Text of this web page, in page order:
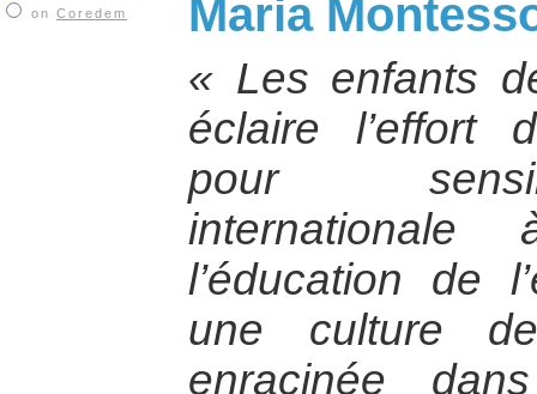
on Coredem
Maria
« Les enfants
éclaire l’effort
pour
internationale
l’éducation de
une culture
enracinée